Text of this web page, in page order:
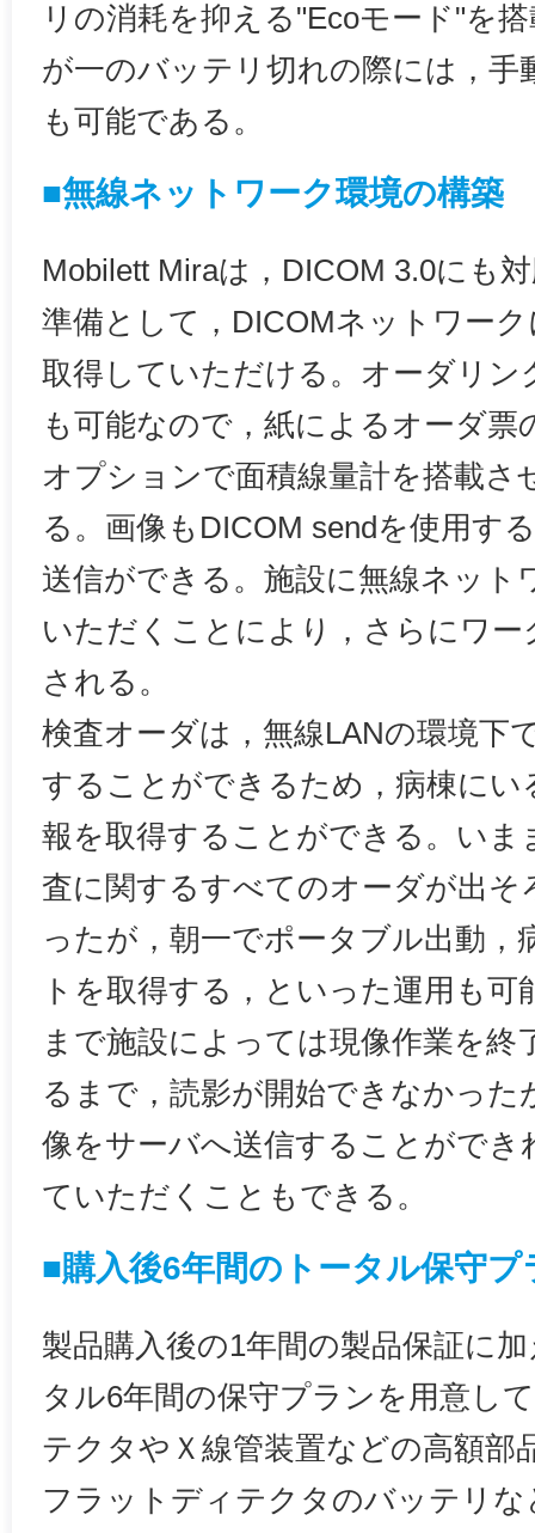
リの消耗を抑える"Ecoモード"を
が一のバッテリ切れの際には，手
も可能である。
■無線ネットワーク環境の構築
Mobilett Miraは，DICOM 3.0にも
準備として，DICOMネットワー
取得していただける。オーダリン
も可能なので，紙によるオーダ票
オプションで面積線量計を搭載さ
る。画像もDICOM sendを使用す
送信ができる。施設に無線ネット
いただくことにより，さらにワ
される。
検査オーダは，無線LANの環境下
することができるため，病棟にい
報を取得することができる。いま
査に関するすべてのオーダが出
ったが，朝一でポータブル出動，
トを取得する，といった運用も
まで施設によっては現像作業を終
るまで，読影が開始できなかった
像をサーバへ送信することができ
ていただくこともできる。
■購入後6年間のトータル保守プ
製品購入後の1年間の製品保証に
タル6年間の保守プランを用意し
テクタやＸ線管装置などの高額部
フラットディテクタのバッテリ